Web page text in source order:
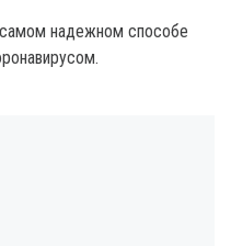
надежном способе